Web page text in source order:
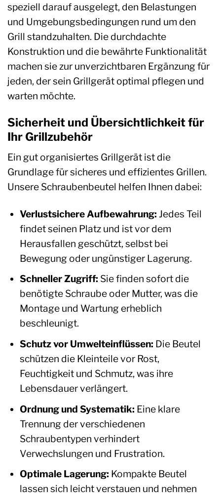
speziell darauf ausgelegt, den Belastungen
und Umgebungsbedingungen rund um den
Grill standzuhalten. Die durchdachte
Konstruktion und die bewährte Funktionalität
machen sie zur unverzichtbaren Ergänzung für
jeden, der sein Grillgerät optimal pflegen und
warten möchte.
Sicherheit und Übersichtlichkeit für
Ihr Grillzubehör
Ein gut organisiertes Grillgerät ist die
Grundlage für sicheres und effizientes Grillen.
Unsere Schraubenbeutel helfen Ihnen dabei:
Verlustsichere Aufbewahrung: Jedes Teil
findet seinen Platz und ist vor dem
Herausfallen geschützt, selbst bei
Bewegung oder ungünstiger Lagerung.
Schneller Zugriff: Sie finden sofort die
benötigte Schraube oder Mutter, was die
Montage und Wartung erheblich
beschleunigt.
Schutz vor Umwelteinflüssen: Die Beutel
schützen die Kleinteile vor Rost,
Feuchtigkeit und Schmutz, was ihre
Lebensdauer verlängert.
Ordnung und Systematik: Eine klare
Trennung der verschiedenen
Schraubentypen verhindert
Verwechslungen und Frustration.
Optimale Lagerung: Kompakte Beutel
lassen sich leicht verstauen und nehmen